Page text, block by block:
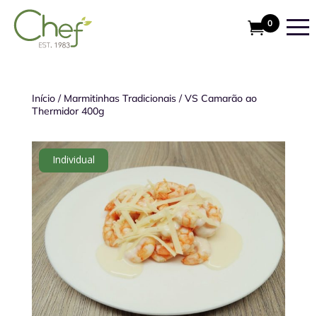
0
Início/ Marmitinhas Tradicionais/VS Camarão ao
Thermidor 400g
Individual